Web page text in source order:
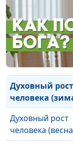
Духовный рост
человека
Духовный рост
человека (лето)
Духовный рост
человека
Духовный рост
человека